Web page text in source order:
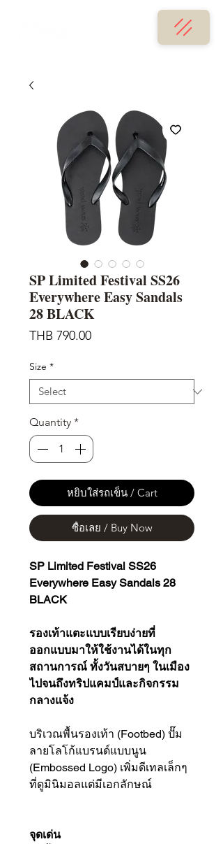
SP Limited Festival SS26
Everywhere Easy Sandals
28 BLACK
THB 790.00Price
Size *
Quantity *
หยิบใส่รถเข็น / Cart
ซื้อเลย / Buy Now
SP Limited Festival SS26
Everywhere Easy Sandals 28
BLACK
รองเท้าแตะแบบเรียบง่ายที่
ออกแบบมาให้ใช้งานได้ในทุก
สถานการณ์ ทั้งวันสบายๆ ในเมือง
ไปจนถึงทริปแคมป์และกิจกรรม
กลางแจ้ง
บริเวณพื้นรองเท้า (Footbed) ปั๊ม
ลายโลโก้แบรนด์แบบนูน
(Embossed Logo) เพิ่มดีเทลเล็กๆ
ที่ดูมินิมอลแต่มีเอกลักษณ์
จุดเด่น